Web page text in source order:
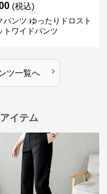
(税込)
パンツ ゆったりドロスト
トワイドパンツ
ツ一覧へ ›
イテム